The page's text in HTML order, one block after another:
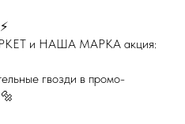
и НАША МАРКА акция:
гвозди в промо-